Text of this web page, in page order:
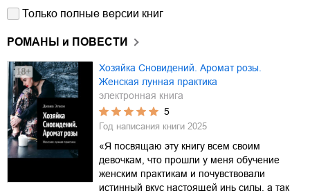
Только полные версии книг
РОМАНЫ и ПОВЕСТИ
Хозяйка Сновидений. Аромат розы.
Женская лунная практика
электронная книга
5
Год написания книги 2025
«Я посвящаю эту книгу всем своим
девочкам, что прошли у меня обучение
женским практикам и почувствовали
истинный вкус настоящей инь силы, а так